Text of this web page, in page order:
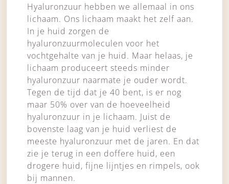
Hyaluronzuur hebben we allemaal in ons
lichaam. Ons lichaam maakt het zelf aan.
In je huid zorgen de
hyaluronzuurmoleculen voor het
vochtgehalte van je huid. Maar helaas, je
lichaam produceert steeds minder
hyaluronzuur naarmate je ouder wordt.
Tegen de tijd dat je 40 bent, is er nog
maar 50% over van de hoeveelheid
hyaluronzuur in je lichaam. Juist de
bovenste laag van je huid verliest de
meeste hyaluronzuur met de jaren. En dat
zie je terug in een doffere huid, een
drogere huid, fijne lijntjes en rimpels, ook
bij mannen.